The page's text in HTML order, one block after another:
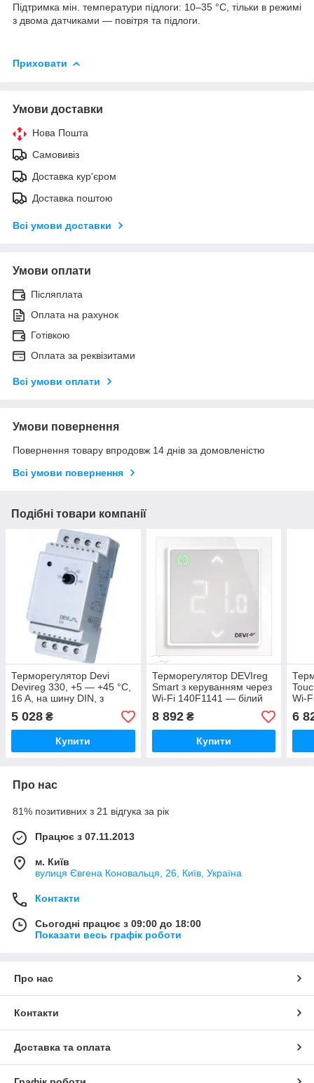
Підтримка мін. температури підлоги: 10–35 °C, тільки в режимі
з двома датчиками — повітря та підлоги.
Приховати
Умови доставки
Нова Пошта
Самовивіз
Доставка кур'єром
Доставка поштою
Всі умови доставки
Умови оплати
Післяплата
Оплата на рахунок
Готівкою
Оплата за реквізитами
Всі умови оплати
Умови повернення
Повернення товару впродовж 14 днів за домовленістю
Всі умови повернення
Подібні товари компанії
Терморегулятор Devi
Devireg 330, +5 — +45 °C,
16 A, на шину DIN, з
датчиком підлоги
140F1072
5 028 ₴
Купити
Терморегулятор DEVIreg
Smart з керуванням через
Wi-Fi 140F1141 — білий
8 892₴
Купити
Wi-
6
Про нас
81% позитивних з 21 відгука за рік
Працює з 07.11.2013
м. Київ
вулиця Євгена Коновальця, 26, Київ, Україна
Контакти
Сьогодні працює з 09:00 до 18:00
Показати весь графік роботи
Про нас
Контакти
Доставка та оплата